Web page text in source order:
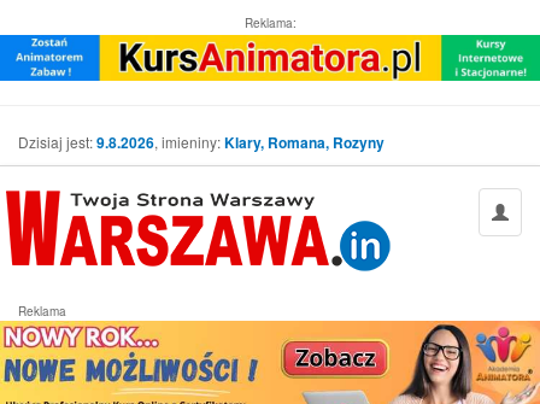
Reklama:
Dzisiaj jest:9.8.2026, imieniny:Klary, Romana, Rozyny
Reklama